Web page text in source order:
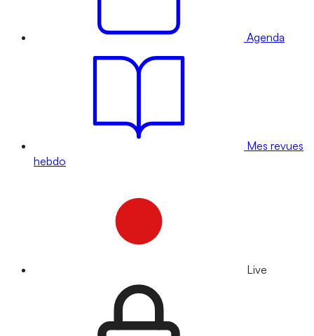
Agenda
Mes revues
hebdo
Live